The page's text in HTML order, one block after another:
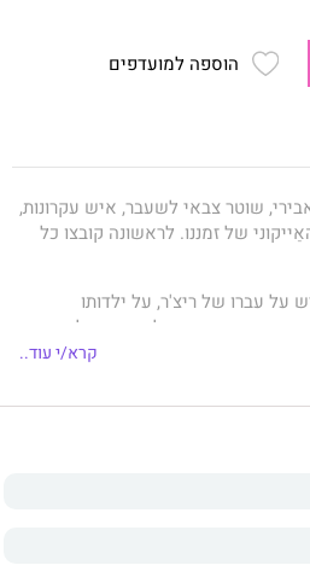
הוספה למועדפים
שוטר צבאי לשעבר, איש עקרונות,
של זמננו. לראשונה קובצו כל
על עברו של ריצ'ר, על ילדותו
- נווד נצחי הנלחם את מלחמתם
ספריו מככבים בקביעות בראש
קרא/י עוד..